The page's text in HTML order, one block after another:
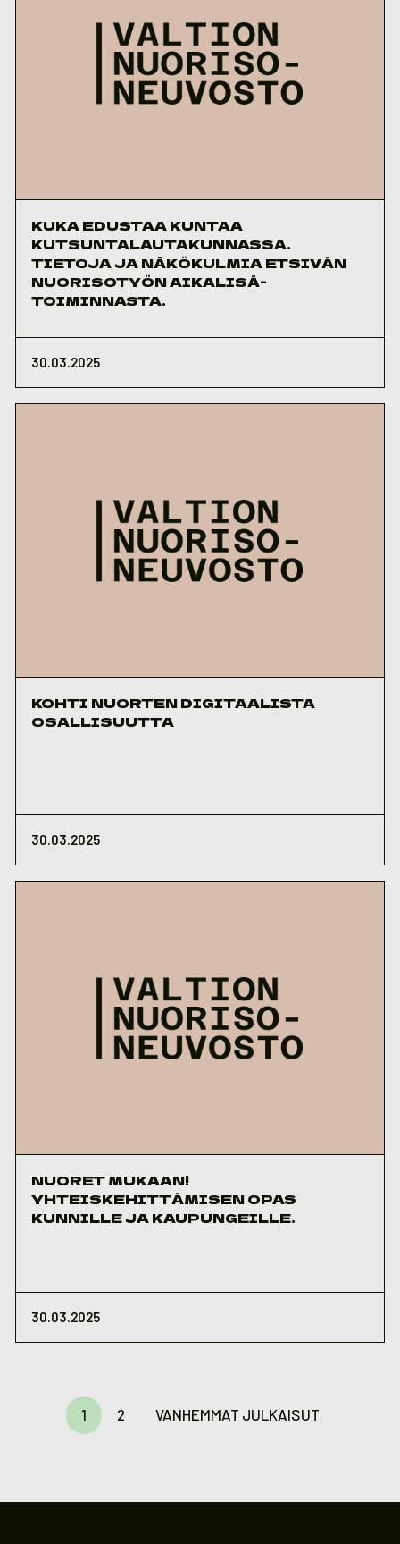
KUKA EDUSTAA KUNTAA
KUTSUNTALAUTAKUNNASSA.
TIETOJA JA NÄKÖKULMIA ETSIVÄN
NUORISOTYÖN AIKALISÄ-
TOIMINNASTA.
30.03.2025
KOHTI NUORTEN DIGITAALISTA
OSALLISUUTTA
30.03.2025
NUORET MUKAAN!
YHTEISKEHITTÄMISEN OPAS
KUNNILLE JA KAUPUNGEILLE.
30.03.2025
sivutus
1 2 VANHEMMAT JULKAISUT